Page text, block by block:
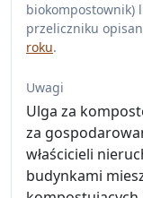
biokompostownik)
przeliczniku
roku.
Uwagi
Ulga za
za
właścicieli
budynkami